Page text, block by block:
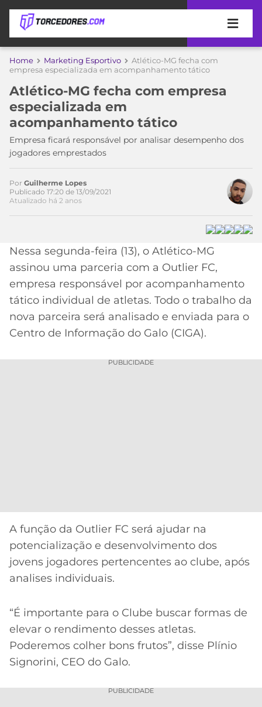
APOSTAS
DE
APOSTA
MELHORES
SITES
DE
APOSTAS
2026
BETBOOM
CÓDIGO
DE
INDICAÇÃO
BET365
MELHORES
CASSINOS
ONLINE
2026
COPA
DO
MUNDO
TIMES
MEU
TIME
PALMEIRAS
CORINTHIANS
SÃO
PAULO
SANTOS
GRÊMIO
ATLÉTICO
CRUZEIRO
CAMPEONATOS
SÉRIE
LIBERTADORES
COPA
DO
CAMPEÕES
LALIGA
ESPORTIVA
MERCADO
DA
BOLA
PALPITES
Home Marketing Esportivo
Atlético-MG fecha com
empresa especializada em acompanhamento tático
Atlético-MG fecha com empresa
especializada em
acompanhamento tático
Empresa ficará responsável por analisar desempenho dos
jogadores emprestados
Acesse o perfil do autor
no Twitter
Por Guilherme Lopes
Publicado 17:20 de 13/09/2021
Atualizado há 2 anos
Nessa segunda-feira (13), o Atlético-MG
assinou uma parceria com a Outlier FC,
empresa responsável por acompanhamento
tático individual de atletas. Todo o trabalho da
nova parceira será analisado e enviada para o
Centro de Informação do Galo (CIGA).
PUBLICIDADE
A função da Outlier FC será ajudar na
potencialização e desenvolvimento dos
jovens jogadores pertencentes ao clube, após
analises individuais.
“É importante para o Clube buscar formas de
elevar o rendimento desses atletas.
Poderemos colher bons frutos”, disse Plínio
Signorini, CEO do Galo.
PUBLICIDADE